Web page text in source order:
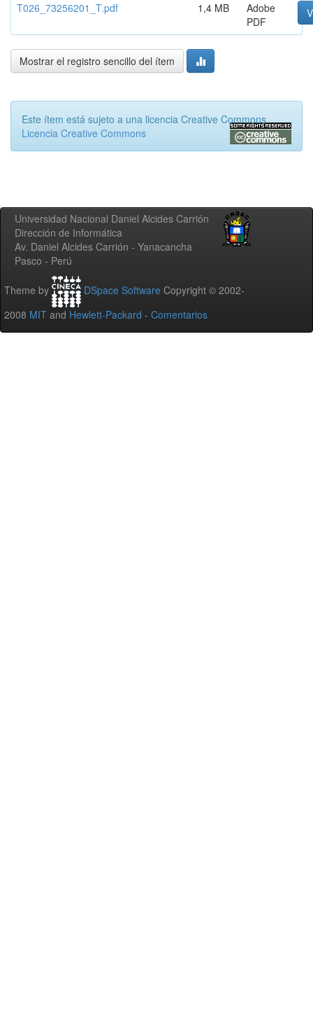
T026_73256201_T.pdf
1,4 MB
Adobe
PDF
Mostrar el registro sencillo del ítem
Este ítem está sujeto a una licencia Creative Commons
Licencia Creative Commons
Universidad Nacional Daniel Alcides Carrión
Dirección de Informática
Av. Daniel Alcides Carrión - Yanacancha
Pasco - Perú
Theme by DSpace Software Copyright © 2002-
2008 MIT and Hewlett-Packard - Comentarios